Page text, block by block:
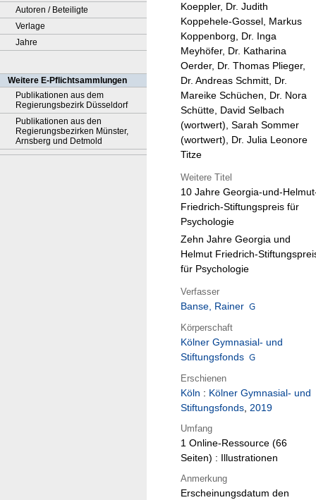
Autoren / Beteiligte
Verlage
Jahre
Weitere E-Pflichtsammlungen
Publikationen aus dem
Regierungsbezirk Düsseldorf
Publikationen aus den
Regierungsbezirken Münster,
Arnsberg und Detmold
Koeppler, Dr. Judith
Koppehele-Gossel, Markus
Koppenborg, Dr. Inga
Meyhöfer, Dr. Katharina
Oerder, Dr. Thomas Plieger,
Dr. Andreas Schmitt, Dr.
Mareike Schüchen, Dr. Nora
Schütte, David Selbach
(wortwert), Sarah Sommer
(wortwert), Dr. Julia Leonore
Titze
Weitere Titel
10 Jahre Georgia-und-
Friedrich-Stiftungspreis für
Psychologie
Zehn Jahre Georgia und
Helmut Friedrich-
für Psychologie
Verfasser
Banse, Rainer
Körperschaft
Kölner Gymnasial- und
Stiftungsfonds
Erschienen
Köln : Kölner Gymnasial- und
Stiftungsfonds, 2019
Umfang
1 Online-Ressource (66
Seiten) : Illustrationen
Anmerkung
Erscheinungsdatum den